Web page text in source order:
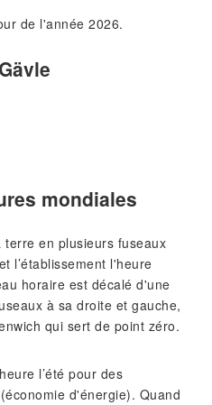
de l'année 2026.
mondiales
en plusieurs fuseaux
l’établissement l'heure
horaire est décalé d'une
à sa droite et gauche,
qui sert de point zéro.
l’été pour des
d'énergie). Quand